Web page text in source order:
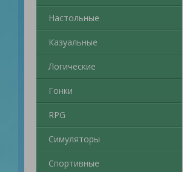
Настольные
Казуальные
Логические
Гонки
RPG
Симуляторы
Спортивные